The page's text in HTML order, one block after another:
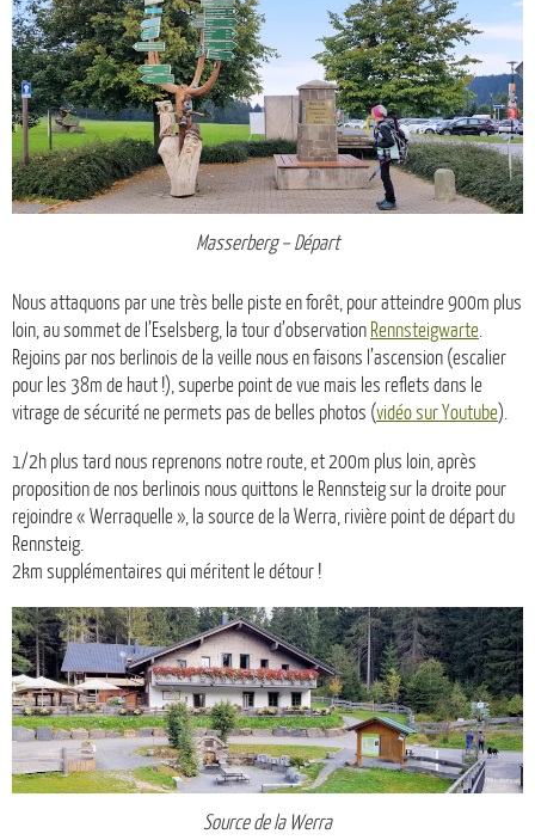
Masserberg – Départ
Nous attaquons par une très belle piste en forêt, pour atteindre 900m plus
loin, au sommet de l’Eselsberg, la tour d’observation Rennsteigwarte.
Rejoins par nos berlinois de la veille nous en faisons l’ascension (escalier
pour les 38m de haut !), superbe point de vue mais les reflets dans le
vitrage de sécurité ne permets pas de belles photos (vidéo sur Youtube).
1/2h plus tard nous reprenons notre route, et 200m plus loin, après
proposition de nos berlinois nous quittons le Rennsteig sur la droite pour
rejoindre « Werraquelle », la source de la Werra, rivière point de départ du
Rennsteig.
2km supplémentaires qui méritent le détour !
Source de la Werra